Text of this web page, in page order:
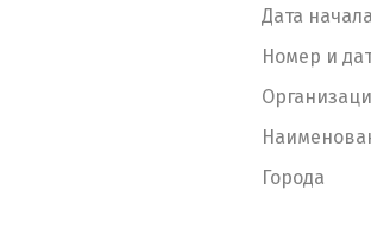
Дата
Номер и
Города